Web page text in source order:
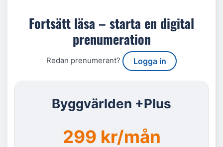
Fortsätt läsa – starta en digital
prenumeration
Redan prenumerant? Logga in
Byggvärlden +Plus
299 kr/mån